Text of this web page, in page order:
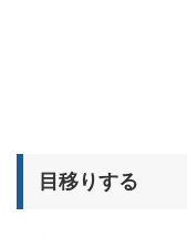
目移りする